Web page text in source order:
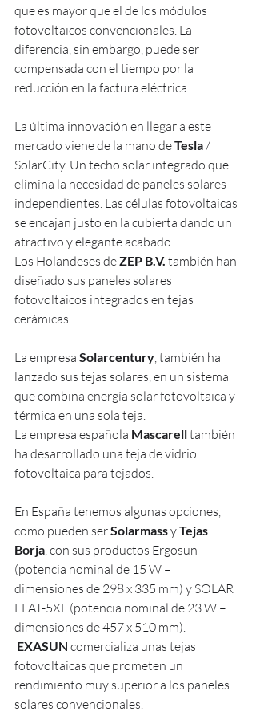
que es mayor que el de los módulos
fotovoltaicos convencionales. La
diferencia, sin embargo, puede ser
compensada con el tiempo por la
reducción en la factura eléctrica.
La última innovación en llegar a este
mercado viene de la mano de Tesla /
SolarCity. Un techo solar integrado que
elimina la necesidad de paneles solares
independientes. Las células fotovoltaicas
se encajan justo en la cubierta dando un
atractivo y elegante acabado.
Los Holandeses de ZEP B.V. también han
diseñado sus paneles solares
fotovoltaicos integrados en tejas
cerámicas.
La empresa Solarcentury , también ha
lanzado sus tejas solares, en un sistema
que combina energía solar fotovoltaica y
térmica en una sola teja.
La empresa española Mascarell también
ha desarrollado una teja de vidrio
fotovoltaica para tejados.
En España tenemos algunas opciones,
como pueden ser Solarmass y Tejas
Borja , con sus productos Ergosun
(potencia nominal de 15 W –
dimensiones de 298 x 335 mm) y SOLAR
FLAT-5XL (potencia nominal de 23 W –
dimensiones de 457 x 510 mm).
EXASUN comercializa unas tejas
fotovoltaicas que prometen un
rendimiento muy superior a los paneles
solares convencionales.